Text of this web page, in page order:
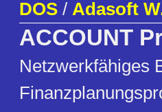
DOS / Adasoft
ACCOUNT
Netzwerkfähiges